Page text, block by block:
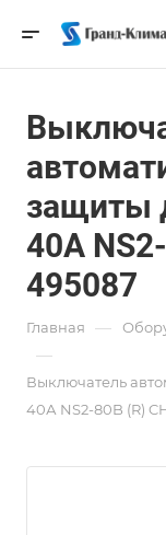
защиты
40А
495087
Главная —
—
Выключатель
40А NS2-80B (R)